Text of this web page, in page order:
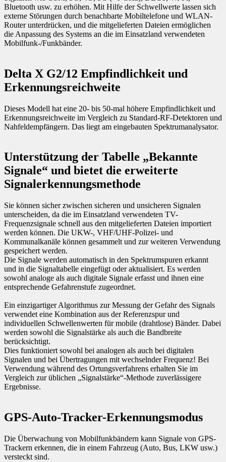
Bluetooth usw. zu erhöhen. Mit Hilfe der Schwellwerte lassen sich
externe Störungen durch benachbarte Mobiltelefone und WLAN-
Router unterdrücken, und die mitgelieferten Dateien ermöglichen
die Anpassung des Systems an die im Einsatzland verwendeten
Mobilfunk-/Funkbänder.
Delta X G2/12 Empfindlichkeit und
Erkennungsreichweite
Dieses Modell hat eine 20- bis 50-mal höhere Empfindlichkeit und
Erkennungsreichweite im Vergleich zu Standard-RF-Detektoren und
Nahfeldempfängern. Das liegt am eingebauten Spektrumanalysator.
Unterstützung der Tabelle „Bekannte
Signale“ und bietet die erweiterte
Signalerkennungsmethode
Sie können sicher zwischen sicheren und unsicheren Signalen
unterscheiden, da die im Einsatzland verwendeten TV-
Frequenzsignale schnell aus den mitgelieferten Dateien importiert
werden können. Die UKW-, VHF/UHF-Polizei- und
Kommunalkanäle können gesammelt und zur weiteren Verwendung
gespeichert werden.
Die Signale werden automatisch in den Spektrumspuren erkannt
und in die Signaltabelle eingefügt oder aktualisiert. Es werden
sowohl analoge als auch digitale Signale erfasst und ihnen eine
entsprechende Gefahrenstufe zugeordnet.
Ein einzigartiger Algorithmus zur Messung der Gefahr des Signals
verwendet eine Kombination aus der Referenzspur und
individuellen Schwellenwerten für mobile (drahtlose) Bänder. Dabei
werden sowohl die Signalstärke als auch die Bandbreite
berücksichtigt.
Dies funktioniert sowohl bei analogen als auch bei digitalen
Signalen und bei Übertragungen mit wechselnder Frequenz! Bei
Verwendung während des Ortungsverfahrens erhalten Sie im
Vergleich zur üblichen „Signalstärke“-Methode zuverlässigere
Ergebnisse.
GPS-Auto-Tracker-Erkennungsmodus
Die Überwachung von Mobilfunkbändern kann Signale von GPS-
Trackern erkennen, die in einem Fahrzeug (Auto, Bus, LKW usw.)
versteckt sind.